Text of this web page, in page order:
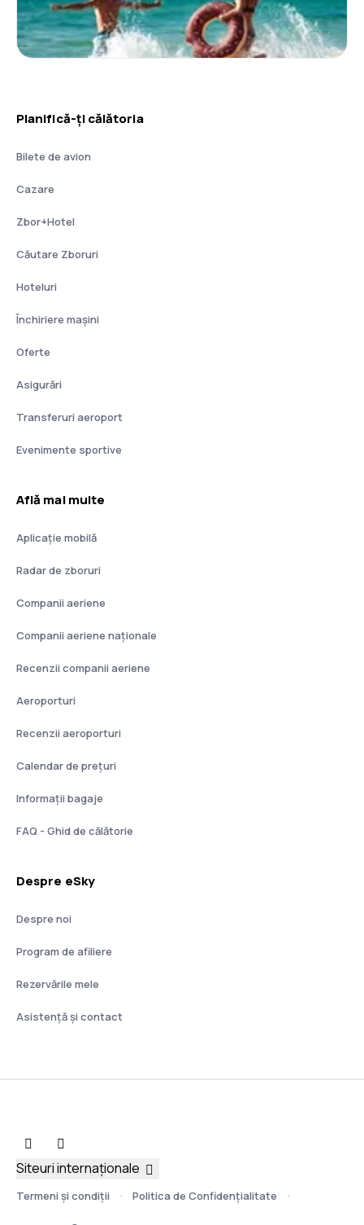
Planifică-ți călătoria
Bilete de avion
Cazare
Zbor+Hotel
Căutare Zboruri
Hoteluri
Închiriere mașini
Oferte
Asigurări
Transferuri aeroport
Evenimente sportive
Află mai multe
Aplicație mobilă
Radar de zboruri
Companii aeriene
Companii aeriene naţionale
Recenzii companii aeriene
Aeroporturi
Recenzii aeroporturi
Calendar de prețuri
Informații bagaje
FAQ - Ghid de călătorie
Despre eSky
Despre noi
Program de afiliere
Rezervările mele
Asistenţă şi contact
Termeni şi condiţii Politica de Confidențialitate
Siteuri internaționale